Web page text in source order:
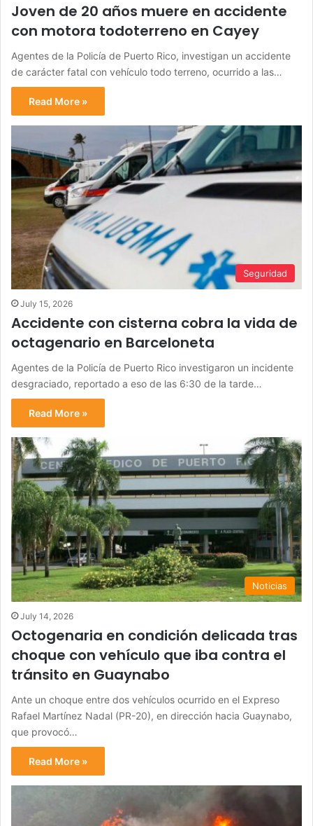
Joven de 20 años muere en accidente
con motora todoterreno en Cayey
Agentes de la Policía de Puerto Rico, investigan un accidente
de carácter fatal con vehículo todo terreno, ocurrido a las…
Read More »
Seguridad
July 15, 2026
Accidente con cisterna cobra la vida de
octagenario en Barceloneta
Agentes de la Policía de Puerto Rico investigaron un incidente
desgraciado, reportado a eso de las 6:30 de la tarde…
Read More »
Noticias
July 14, 2026
Octogenaria en condición delicada tras
choque con vehículo que iba contra el
tránsito en Guaynabo
Ante un choque entre dos vehículos ocurrido en el Expreso
Rafael Martínez Nadal (PR-20), en dirección hacia Guaynabo,
que provocó…
Read More »